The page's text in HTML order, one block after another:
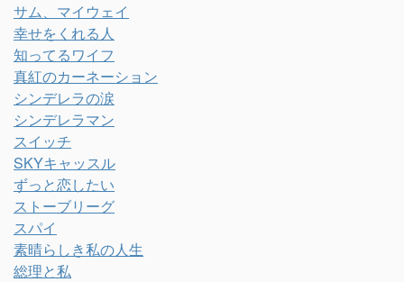
サム、マイウェイ
幸せをくれる人
知ってるワイフ
真紅のカーネーション
シンデレラの涙
シンデレラマン
スイッチ
SKYキャッスル
ずっと恋したい
ストーブリーグ
スパイ
素晴らしき私の人生
総理と私